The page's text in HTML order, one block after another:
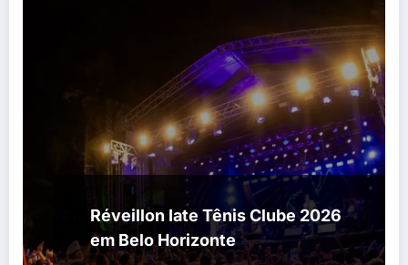
Réveillon Iate Tênis Clube 2026
em Belo Horizonte